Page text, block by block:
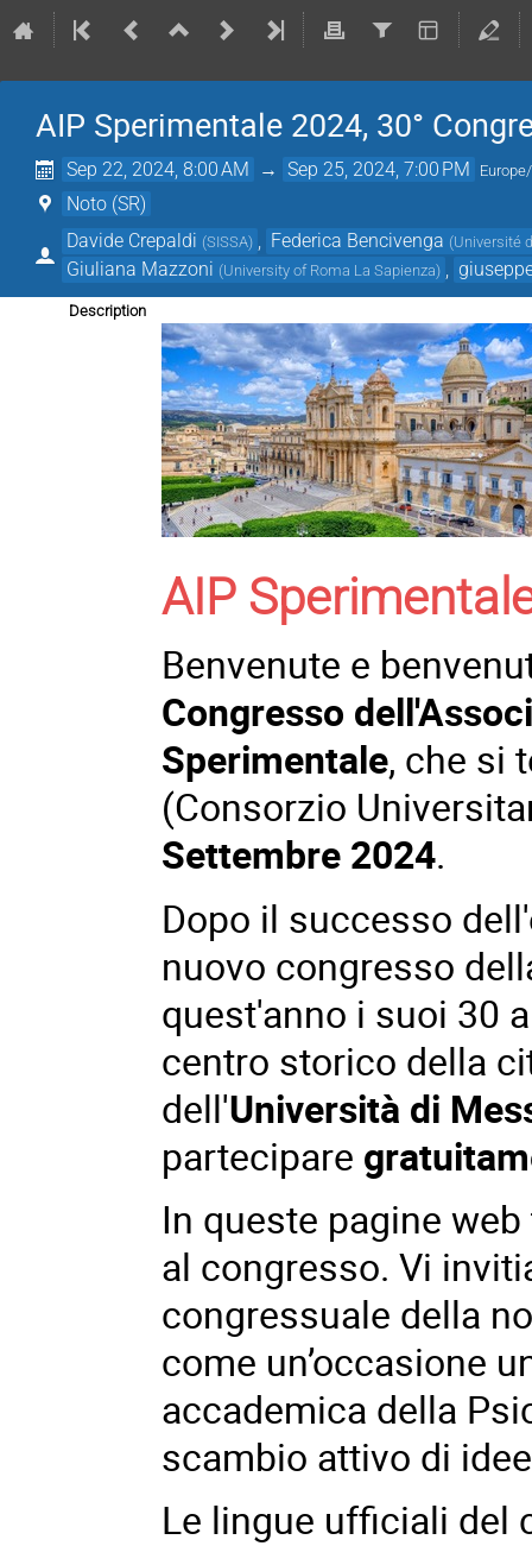
AIP Sperimentale 2024, 30°
Sep 22, 2024, 8:00 AM → Sep 25, 2024, 7:00 PM
Noto (SR)
Davide Crepaldi (SISSA) Federica Bencivenga (Université
Giuliana Mazzoni (University of Roma La Sapienza)
Description
AIP
Benvenute e
Congresso
Sperimentale, che si
(Consorzio
Settembre 2024.
Dopo il successo
nuovo congresso
quest'anno i suoi 30
centro storico della
dell'Università di
partecipare
In queste pagine
al congresso. Vi
congressuale della
come un’occasione
accademica della
scambio attivo di
Le lingue ufficiali del